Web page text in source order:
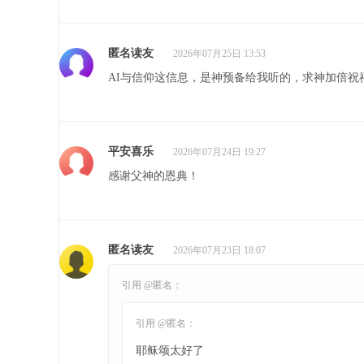
匿名读友 2026年07月25日 13:53
AI与信仰这信息，是神预备给我听的，求神加倍祝
平安喜乐 2026年07月24日 19:27
感谢父神的恩典！
匿名读友 2026年07月23日 18:07
引用 @匿名：
引用 @匿名：
耶稣颂太好了